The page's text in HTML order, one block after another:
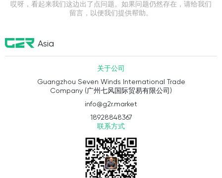
哎呀，看起来我们这边出了点问题。如果问题仍然存在，请给我们
留言，以便我们提供帮助。
Asia
关于公司
Guangzhou Seven Winds International Trade
Company (广州七风国际贸易有限公司)
info@g2r.market
18928848367
联系方式